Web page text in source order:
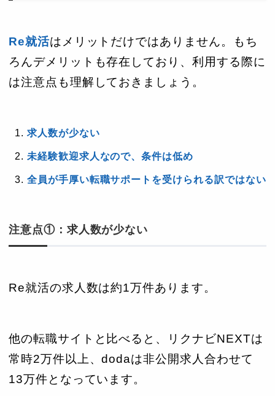
Re就活はメリットだけではありません。もち
ろんデメリットも存在しており、利用する際に
は注意点も理解しておきましょう。
求人数が少ない
未経験歓迎求人なので、条件は低め
全員が手厚い転職サポートを受けられる訳ではない
注意点①：求人数が少ない
Re就活の求人数は約1万件あります。
他の転職サイトと比べると、リクナビNEXTは
常時2万件以上、dodaは非公開求人合わせて
13万件となっています。